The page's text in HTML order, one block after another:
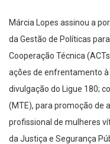
Márcia Lopes assinou a
da Gestão de Políticas
Cooperação Técnica
ações de enfrentamento
divulgação do Ligue 180;
(MTE), para promoção de
profissional de mulheres
da Justiça e Segurança